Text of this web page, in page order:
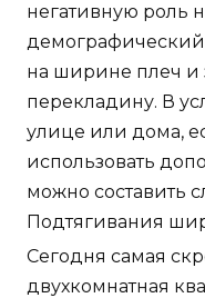
негативную роль
демографический
на ширине плеч и
перекладину. В
улице или дома,
использовать
можно составить
Подтягивания
Сегодня самая
двухкомнатная